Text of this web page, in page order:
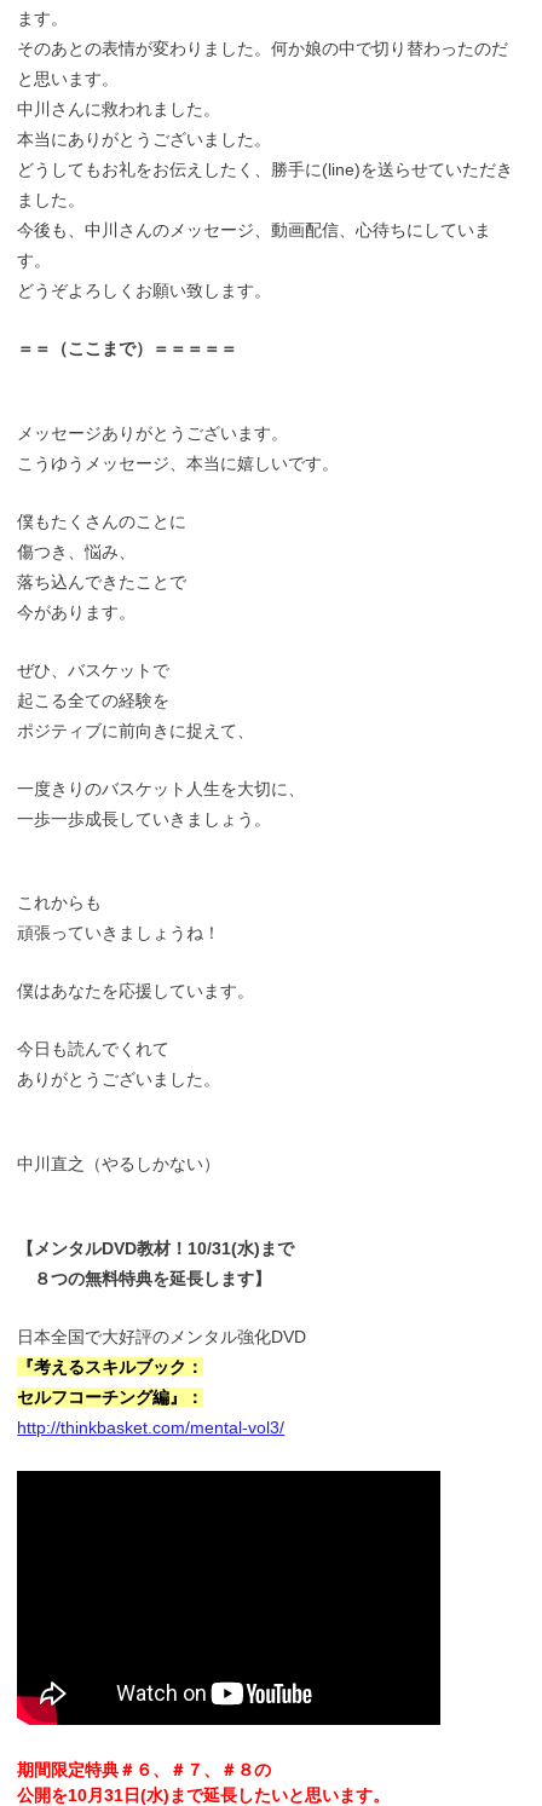
ます。
そのあとの表情が変わりました。何か娘の中で切り替わったのだ
と思います。
中川さんに救われました。
本当にありがとうございました。
どうしてもお礼をお伝えしたく、勝手に(line)を送らせていただき
ました。
今後も、中川さんのメッセージ、動画配信、心待ちにしていま
す。
どうぞよろしくお願い致します。
＝＝（ここまで）＝＝＝＝＝
メッセージありがとうございます。
こうゆうメッセージ、本当に嬉しいです。
僕もたくさんのことに
傷つき、悩み、
落ち込んできたことで
今があります。
ぜひ、バスケットで
起こる全ての経験を
ポジティブに前向きに捉えて、
一度きりのバスケット人生を大切に、
一歩一歩成長していきましょう。
これからも
頑張っていきましょうね！
僕はあなたを応援しています。
今日も読んでくれて
ありがとうございました。
中川直之（やるしかない）
【メンタルDVD教材！10/31(水)まで
８つの無料特典を延長します】
日本全国で大好評のメンタル強化DVD
『考えるスキルブック：
セルフコーチング編』：
http://thinkbasket.com/mental-vol3/
期間限定特典＃６、＃７、＃８の
公開を10月31日(水)まで延長したいと思います。